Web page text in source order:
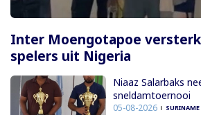
Inter Moengotapoe
spelers uit Nigeria
Niaaz Salarbaks
sneldamtoernooi
05-08-2026 SURINAME